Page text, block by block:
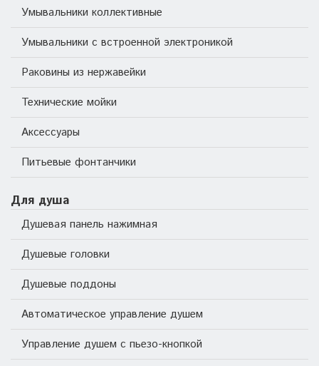
Умывальники коллективные
Умывальники с встроенной электроникой
Раковины из нержавейки
Технические мойки
Аксессуары
Питьевые фонтанчики
Для душа
Душевая панель нажимная
Душевые головки
Душевые поддоны
Автоматическое управление душем
Управление душем с пьезо-кнопкой